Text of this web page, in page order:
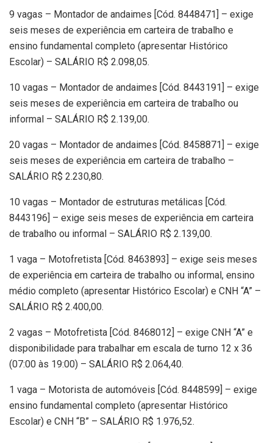
9 vagas – Montador de andaimes [Cód. 8448471] – exige
seis meses de experiência em carteira de trabalho e
ensino fundamental completo (apresentar Histórico
Escolar) – SALÁRIO R$ 2.098,05.
10 vagas – Montador de andaimes [Cód. 8443191] – exige
seis meses de experiência em carteira de trabalho ou
informal – SALÁRIO R$ 2.139,00.
20 vagas – Montador de andaimes [Cód. 8458871] – exige
seis meses de experiência em carteira de trabalho –
SALÁRIO R$ 2.230,80.
10 vagas – Montador de estruturas metálicas [Cód.
8443196] – exige seis meses de experiência em carteira
de trabalho ou informal – SALÁRIO R$ 2.139,00.
1 vaga – Motofretista [Cód. 8463893] – exige seis meses
de experiência em carteira de trabalho ou informal, ensino
médio completo (apresentar Histórico Escolar) e CNH “A” –
SALÁRIO R$ 2.400,00.
2 vagas – Motofretista [Cód. 8468012] – exige CNH “A” e
disponibilidade para trabalhar em escala de turno 12 x 36
(07:00 às 19:00) – SALÁRIO R$ 2.064,40.
1 vaga – Motorista de automóveis [Cód. 8448599] – exige
ensino fundamental completo (apresentar Histórico
Escolar) e CNH “B” – SALÁRIO R$ 1.976,52.